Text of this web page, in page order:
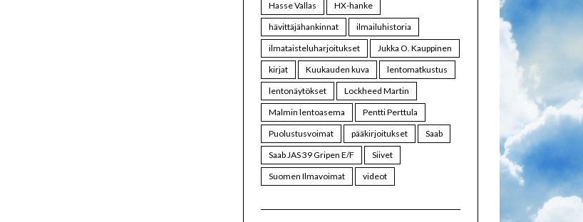
Hasse Vallas
HX-hanke
hävittäjähankinnat
ilmailuhistoria
ilmataisteluharjoitukset
Jukka O. Kauppinen
kirjat
Kuukauden kuva
lentomatkustus
lentonäytökset
Lockheed Martin
Malmin lentoasema
Pentti Perttula
Puolustusvoimat
pääkirjoitukset
Saab
Saab JAS 39 Gripen E/F
Siivet
Suomen Ilmavoimat
videot